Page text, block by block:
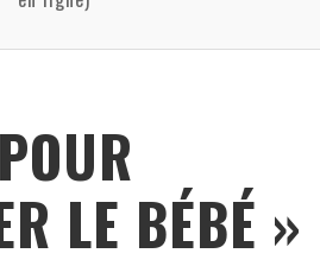
LE BÉBÉ »